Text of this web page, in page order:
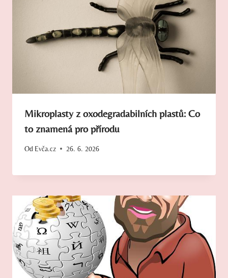
Mikroplasty z oxodegradabilních plastů: Co
to znamená pro přírodu
Od Evča.cz 26. 6. 2026